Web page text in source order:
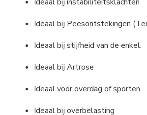
Ideaal bij Peesontstekingen
Ideaal bij stijfheid van de enkel.
Ideaal bij Artrose
Ideaal voor overdag of sporten
Ideaal bij overbelasting